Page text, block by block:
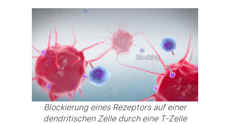
Blockierung eines Rezeptors auf einer
dendritischen Zelle durch eine T-Zelle